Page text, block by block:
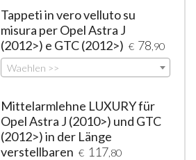
Tappeti in vero velluto su
misura per Opel Astra J
(2012>) e GTC (2012>) € 78 ,90
Waehlen >>
Mittelarmlehne LUXURY für
Opel Astra J (2010>) und GTC
(2012>) in der Länge
verstellbaren € 117 ,80